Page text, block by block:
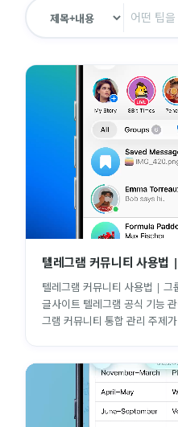
텔레그램 커뮤니티 사용법
텔레그램 커뮤니티 사용법 |
글사이트 텔레그램 공식 기능
그램 커뮤니티 통합 관리 주제